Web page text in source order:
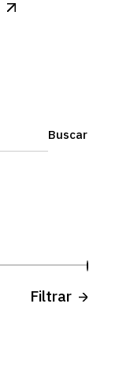
Buscar
Filtrar